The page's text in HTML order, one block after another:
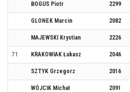
BOGUS Piotr 2299
GLONEK Marcin 2082
MAJEWSKI Krystian 2226
71 KRAKOWIAK Łukasz 2046
SZTYK Grzegorz 2016
WÓJCIK Michał 2091